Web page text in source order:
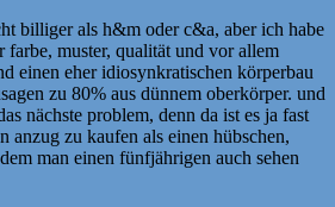
billiger als h&m oder c&a, aber ich habe
muster, qualität und vor allem
einen eher idiosynkratischen körperbau
zu 80% aus dünnem oberkörper. und
nächste problem, denn da ist es ja fast
anzug zu kaufen als einen hübschen,
man einen fünfjährigen auch sehen